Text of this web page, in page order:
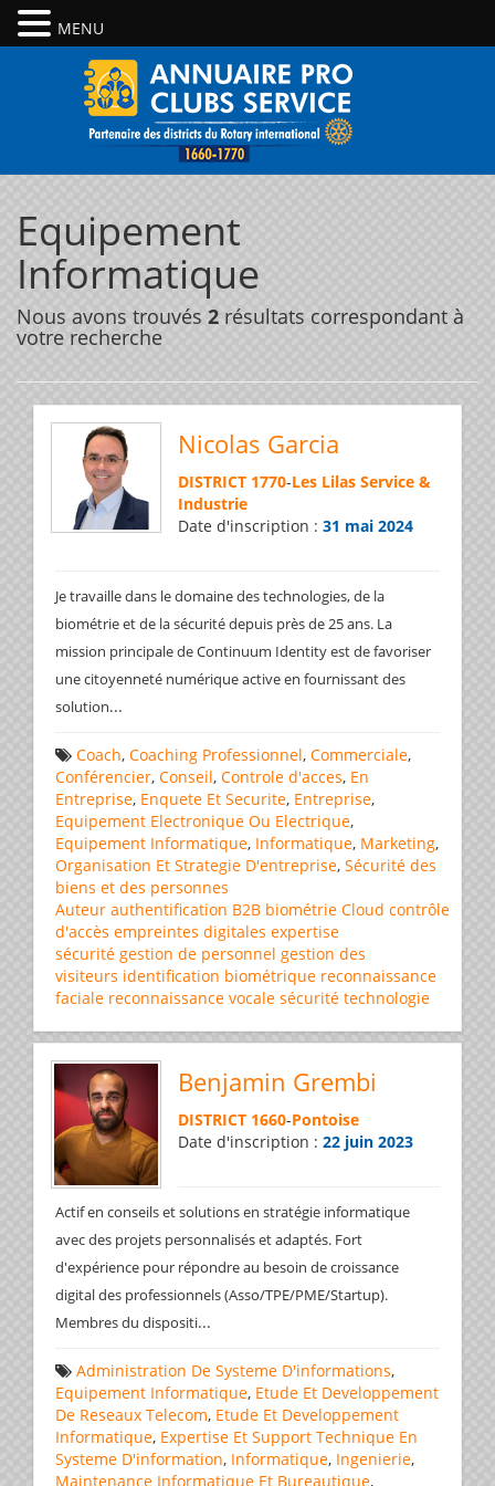
Equipement
Informatique
Nous avons trouvés 2 résultats correspondant à
votre recherche
Nicolas Garcia
DISTRICT 1770-Les Lilas Service &
Industrie
Date d'inscription : 31 mai 2024
Je travaille dans le domaine des technologies, de la
biométrie et de la sécurité depuis près de 25 ans. La
mission principale de Continuum Identity est de favoriser
une citoyenneté numérique active en fournissant des
solution...
Coach, Coaching Professionnel, Commerciale,
Conférencier, Conseil, Controle d'acces, En
Entreprise, Enquete Et Securite, Entreprise,
Equipement Electronique Ou Electrique,
Equipement Informatique, Informatique, Marketing,
Organisation Et Strategie D'entreprise, Sécurité des
biens et des personnes
Auteur authentification B2B biométrie Cloud contrôle
d'accès empreintes digitales expertise
sécurité gestion de personnel gestion des
visiteurs identification biométrique reconnaissance
faciale reconnaissance vocale sécurité technologie
Benjamin Grembi
DISTRICT 1660-Pontoise
Date d'inscription : 22 juin 2023
Actif en conseils et solutions en stratégie informatique
avec des projets personnalisés et adaptés. Fort
d'expérience pour répondre au besoin de croissance
digital des professionnels (Asso/TPE/PME/Startup).
Membres du dispositi...
Administration De Systeme D'informations,
Equipement Informatique, Etude Et Developpement
De Reseaux Telecom, Etude Et Developpement
Informatique, Expertise Et Support Technique En
Systeme D'information, Informatique, Ingenierie,
Maintenance Informatique Et Bureautique,
MENU